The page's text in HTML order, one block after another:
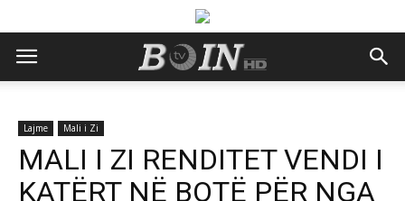
Lajme Mali i Zi
MALI I ZI RENDITET VENDI I
KATËRT NË BOTË PËR NGA